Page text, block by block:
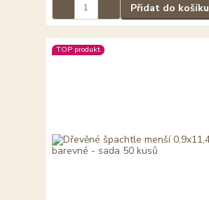
Přidat do košíku
TOP produkt